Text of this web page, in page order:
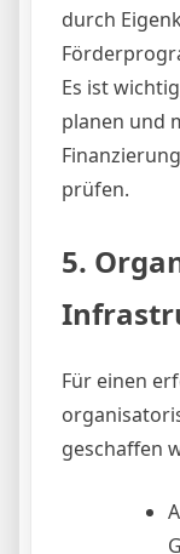
durch
Es ist
planen und
prüfen.
5.
Für einen
geschaffen